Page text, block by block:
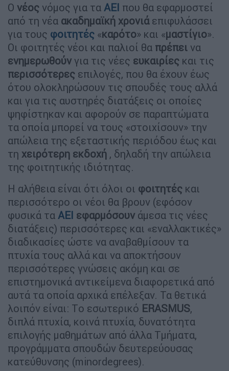
Ο νέος νόμος για τα ΑΕΙ που θα εφαρμοστεί
από τη νέα ακαδημαϊκή χρονιάεπιφυλάσσει
για τους φοιτητές «καρότο» και «μαστίγιο».
Οι φοιτητές νέοι και παλιοί θα πρέπει να
ενημερωθούν για τις νέες ευκαιρίες και τις
περισσότερες επιλογές, που θα έχουν έως
ότου ολοκληρώσουν τις σπουδές τους αλλά
και για τις αυστηρές διατάξεις οι οποίες
ψηφίστηκαν και αφορούν σε παραπτώματα
τα οποία μπορεί να τους «στοιχίσουν» την
απώλεια της εξεταστικής περιόδου έως και
τη χειρότερη εκδοχή , δηλαδή την απώλεια
της φοιτητικής ιδιότητας.
Η αλήθεια είναι ότι όλοι οι φοιτητές και
περισσότερο οι νέοι θα βρουν (εφόσον
φυσικά τα ΑΕΙ εφαρμόσουν άμεσα τις νέες
διατάξεις) περισσότερες και «εναλλακτικές»
διαδικασίες ώστε να αναβαθμίσουν τα
πτυχία τους αλλά και να αποκτήσουν
περισσότερες γνώσεις ακόμη και σε
επιστημονικά αντικείμενα διαφορετικά από
αυτά τα οποία αρχικά επέλεξαν. Τα θετικά
λοιπόν είναι: Tο εσωτερικό ERASMUS,
διπλά πτυχία, κοινά πτυχία, δυνατότητα
επιλογής μαθημάτων από άλλα Τμήματα,
προγράμματα σπουδών δευτερεύουσας
κατεύθυνσης (minordegrees).